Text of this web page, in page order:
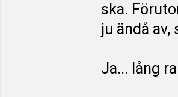
ska.
ju ändå av,
Ja... lång